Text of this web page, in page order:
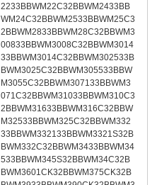
2233BBWM22C32BBWM2433BB
WM24C32BBWM2533BBWM25C3
2BBWM2833BBWM28C32BBWM3
00833BBWM3008C32BBWM3014
33BBWM3014C32BBWM302533B
BWM3025C32BBWM305533BBW
M3055C32BBWM307133BBWM3
071C32BBWM31033BBWM310C3
2BBWM31633BBWM316C32BBW
M32533BBWM325C32BBWM332
33BBWM332133BBWM3321S32B
BWM332C32BBWM3433BBWM34
533BBWM345S32BBWM34C32B
BWM3601CK32BBWM375CK32B